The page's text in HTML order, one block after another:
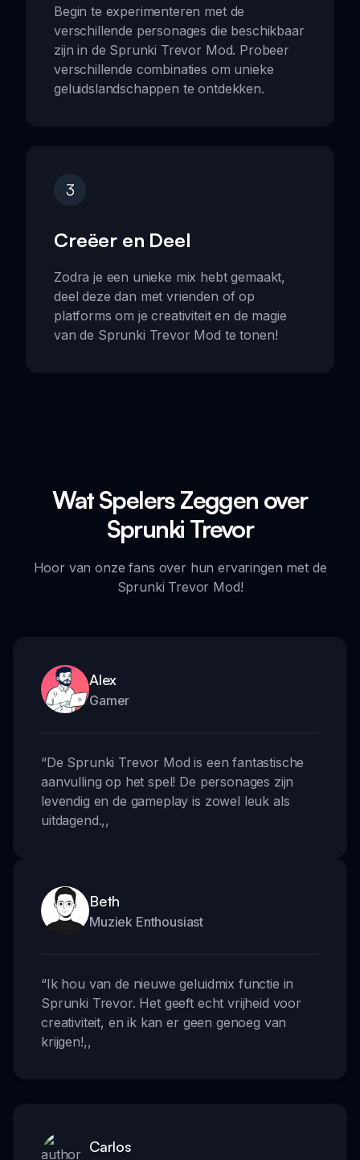
Begin te experimenteren met de
verschillende personages die beschikbaar
zijn in de Sprunki Trevor Mod. Probeer
verschillende combinaties om unieke
geluidslandschappen te ontdekken.
3
Creëer en Deel
Zodra je een unieke mix hebt gemaakt,
deel deze dan met vrienden of op
platforms om je creativiteit en de magie
van de Sprunki Trevor Mod te tonen!
Wat Spelers Zeggen over
Sprunki Trevor
Hoor van onze fans over hun ervaringen met de
Sprunki Trevor Mod!
Alex
Gamer
“De Sprunki Trevor Mod is een fantastische
aanvulling op het spel! De personages zijn
levendig en de gameplay is zowel leuk als
uitdagend.,,
Beth
Muziek Enthousiast
“Ik hou van de nieuwe geluidmix functie in
Sprunki Trevor. Het geeft echt vrijheid voor
creativiteit, en ik kan er geen genoeg van
krijgen!,,
Carlos